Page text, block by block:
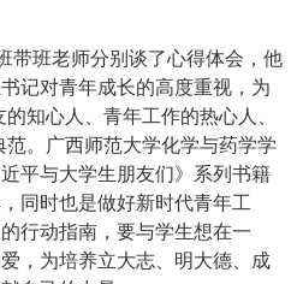
带班老师分别谈了心得体会，他
记对青年成长的高度重视，为
知心人、青年工作的热心人、
范。广西师范大学化学与药学学
平与大学生朋友们》系列书籍
同时也是做好新时代青年工
行动指南，要与学生想在一
，为培养立大志、明大德、成